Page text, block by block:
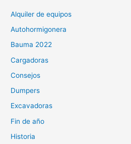
Alquiler de equipos
Autohormigonera
Bauma 2022
Cargadoras
Consejos
Dumpers
Excavadoras
Fin de año
Historia